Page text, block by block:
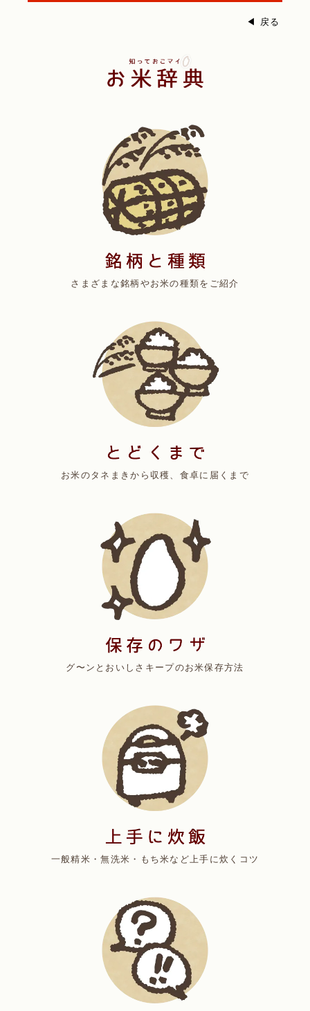
◀ 戻る
さまざまな銘柄やお米の種類をご紹介
お米のタネまきから収穫、食卓に届くまで
グ〜ンとおいしさキープのお米保存方法
一般精米・無洗米・もち米など上手に炊くコツ